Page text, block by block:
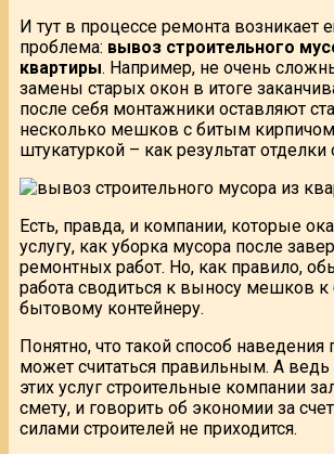
И тут в процессе ремонта возникает
проблема: вывоз строительного
квартиры. Например, не очень
замены старых окон в итоге
после себя монтажники оставляют
несколько мешков с битым кирпичом
штукатуркой – как результат отделки
Есть, правда, и компании, которые
услугу, как уборка мусора после
ремонтных работ. Но, как правило,
работа сводиться к выносу мешков
бытовому контейнеру.
Понятно, что такой способ наведения
может считаться правильным. А ведь
этих услуг строительные компании
смету, и говорить об экономии за
силами строителей не приходится.